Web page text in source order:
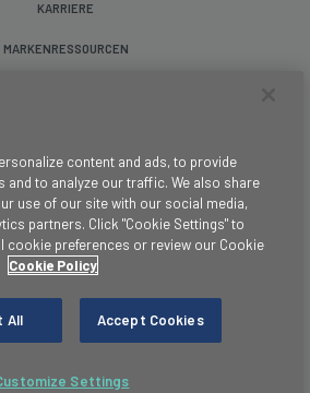
KARRIERE
MARKENRESSOURCEN
Geschäftsbedingungen
Datenschutzrichtlinie
Cookie-Richtlinie
content and ads, to provide
and to analyze our traffic. We also share
use of our site with our social media,
partners. Click "Cookie Settings" to
cookie preferences or review our Cookie
Cookie Policy
All Accept Cookies
Settings